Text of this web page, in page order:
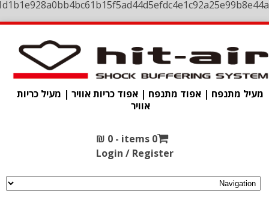
מעיל מתנפח | אפוד מתנפח | אפוד כריות אוויר | מעיל כריות
אוויר
0 items -
₪ 0
Login / Register